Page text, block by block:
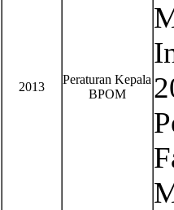
2013
Peraturan Kepala
BPOM